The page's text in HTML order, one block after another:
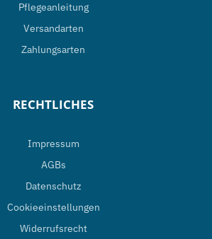
Pflegeanleitung
Versandarten
Zahlungsarten
RECHTLICHES
Impressum
AGBs
Datenschutz
Cookieeinstellungen
Widerrufsrecht